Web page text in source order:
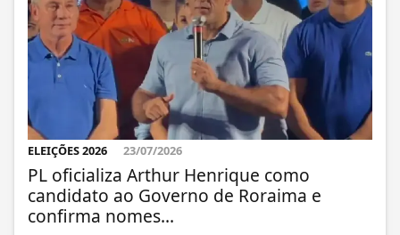
ELEIÇÕES 2026 23/07/2026
PL oficializa Arthur Henrique como
candidato ao Governo de Roraima e
confirma nomes...